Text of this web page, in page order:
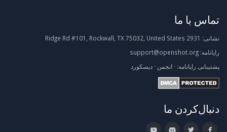
تماس با ما
نشانی:
رایانامه: support@openshot.org
پشتیبانی رایانامه: · انجمن · دیسکورد
دنبال‌کردن ما